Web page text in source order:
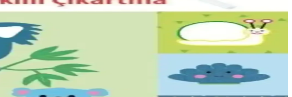
önemine dair güncel tasarım trendleri ve bütçe planlaması ele alınıyor.
özgünlüğünü ve mekan uyumunu artırır.